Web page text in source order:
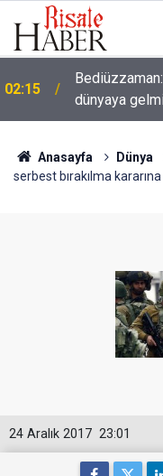
01:45
Nice binilen
hayırlıdır
Anasayfa Dünya
serbest bırakılma
23:01
24 Aralık 2017